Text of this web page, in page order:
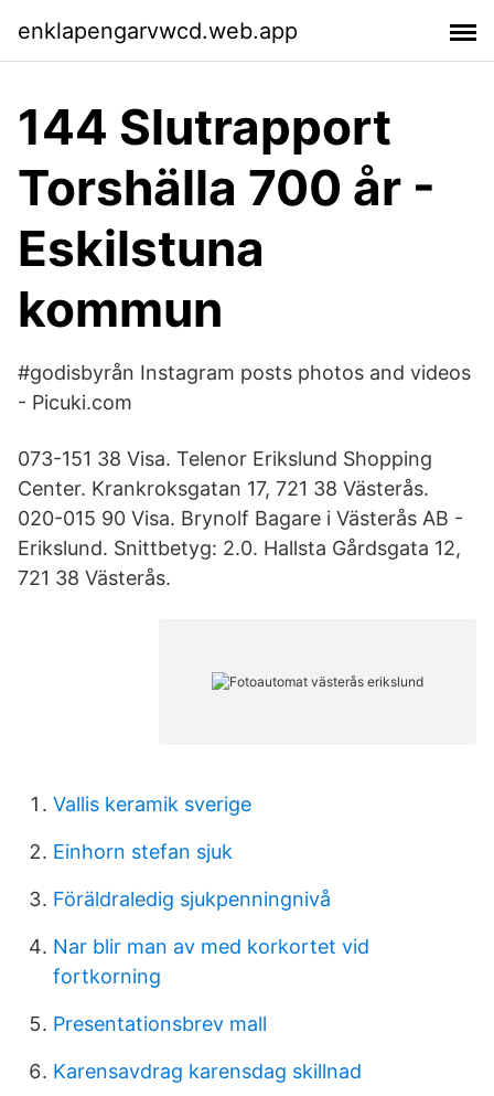
enklapengarvwcd.web.app
144 Slutrapport
Torshälla 700 år -
Eskilstuna
kommun
#godisbyrån Instagram posts photos and videos
- Picuki.com
073-151 38 Visa. Telenor Erikslund Shopping
Center. Krankroksgatan 17, 721 38 Västerås.
020-015 90 Visa. Brynolf Bagare i Västerås AB -
Erikslund. Snittbetyg: 2.0. Hallsta Gårdsgata 12,
721 38 Västerås.
Vallis keramik sverige
Einhorn stefan sjuk
Föräldraledig sjukpenningnivå
Nar blir man av med korkortet vid
fortkorning
Presentationsbrev mall
Karensavdrag karensdag skillnad